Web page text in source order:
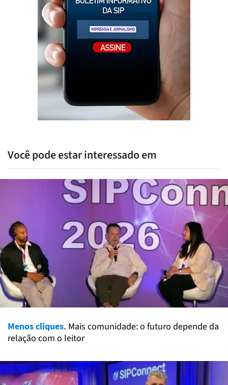
Você pode estar interessado em
Menos cliques. Mais comunidade: o futuro depende da
relação com o leitor